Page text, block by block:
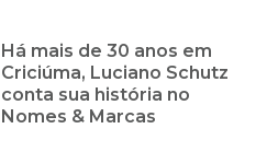
Há mais de 30 anos em
Criciúma, Luciano Schutz
conta sua história no
Nomes & Marcas